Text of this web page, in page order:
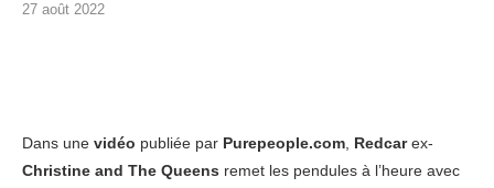
27 août 2022
Dans une vidéo publiée par Purepeople.com Redcarex-
Christine and The Queens remet les pendules à l’heure avec